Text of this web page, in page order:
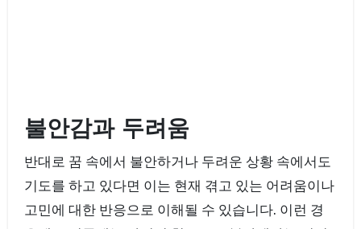
불안감과 두려움
반대로 꿈 속에서 불안하거나 두려운 상황 속에서도
기도를 하고 있다면 이는 현재 겪고 있는 어려움이나
고민에 대한 반응으로 이해될 수 있습니다. 이런 경